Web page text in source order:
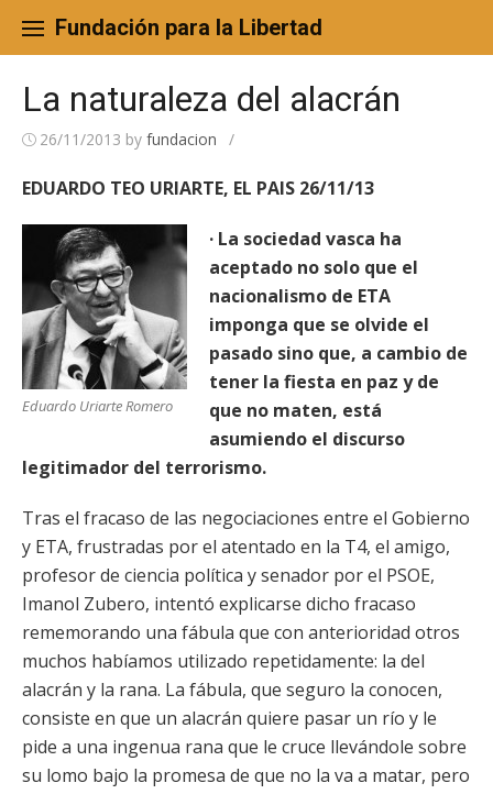
content
Fundación para la Libertad
La naturaleza del alacrán
26/11/2013 by fundacion /
EDUARDO TEO URIARTE, EL PAIS 26/11/13
Eduardo Uriarte Romero
· La sociedad vasca ha
aceptado no solo que el
nacionalismo de ETA
imponga que se olvide el
pasado sino que, a cambio de
tener la fiesta en paz y de
que no maten, está
asumiendo el discurso
legitimador del terrorismo.
Tras el fracaso de las negociaciones entre el Gobierno
y ETA, frustradas por el atentado en la T4, el amigo,
profesor de ciencia política y senador por el PSOE,
Imanol Zubero, intentó explicarse dicho fracaso
rememorando una fábula que con anterioridad otros
muchos habíamos utilizado repetidamente: la del
alacrán y la rana. La fábula, que seguro la conocen,
consiste en que un alacrán quiere pasar un río y le
pide a una ingenua rana que le cruce llevándole sobre
su lomo bajo la promesa de que no la va a matar, pero